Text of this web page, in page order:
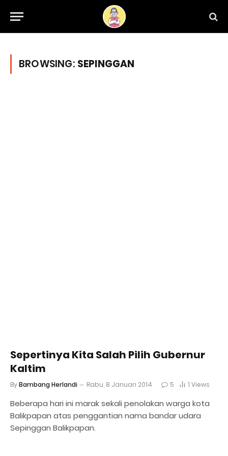
BROWSING: SEPINGGAN
Sepertinya Kita Salah Pilih Gubernur
Kaltim
ByBambang Herlandi Rabu, 8 Januari 2014 5 1 Views
Beberapa hari ini marak sekali penolakan warga kota
Balikpapan atas penggantian nama bandar udara
Sepinggan Balikpapan.